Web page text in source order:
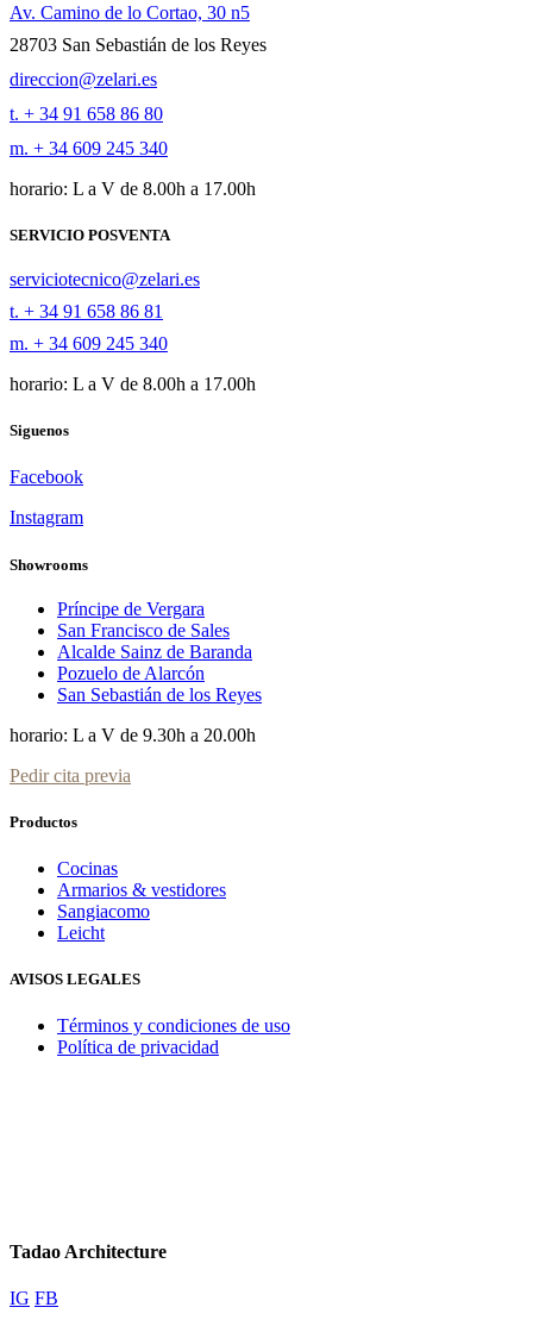
Av. Camino de lo Cortao, 30 n5
28703 San Sebastián de los Reyes
direccion@zelari.es
t. + 34 91 658 86 80
m. + 34 609 245 340
horario: L a V de 8.00h a 17.00h
SERVICIO POSVENTA
serviciotecnico@zelari.es
t. + 34 91 658 86 81
m. + 34 609 245 340
horario: L a V de 8.00h a 17.00h
Siguenos
Facebook
Instagram
Showrooms
Príncipe de Vergara
San Francisco de Sales
Alcalde Sainz de Baranda
Pozuelo de Alarcón
San Sebastián de los Reyes
horario: L a V de 9.30h a 20.00h
Pedir cita previa
Productos
Cocinas
Armarios & vestidores
Sangiacomo
Leicht
AVISOS LEGALES
Términos y condiciones de uso
Política de privacidad
Tadao Architecture
IG FB